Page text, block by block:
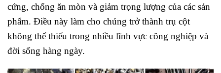
cứng, chống ăn mòn và giảm trọng lượng của các sản
phẩm. Điều này làm cho chúng trở thành trụ cột
không thể thiếu trong nhiều lĩnh vực công nghiệp và
đời sống hàng ngày.